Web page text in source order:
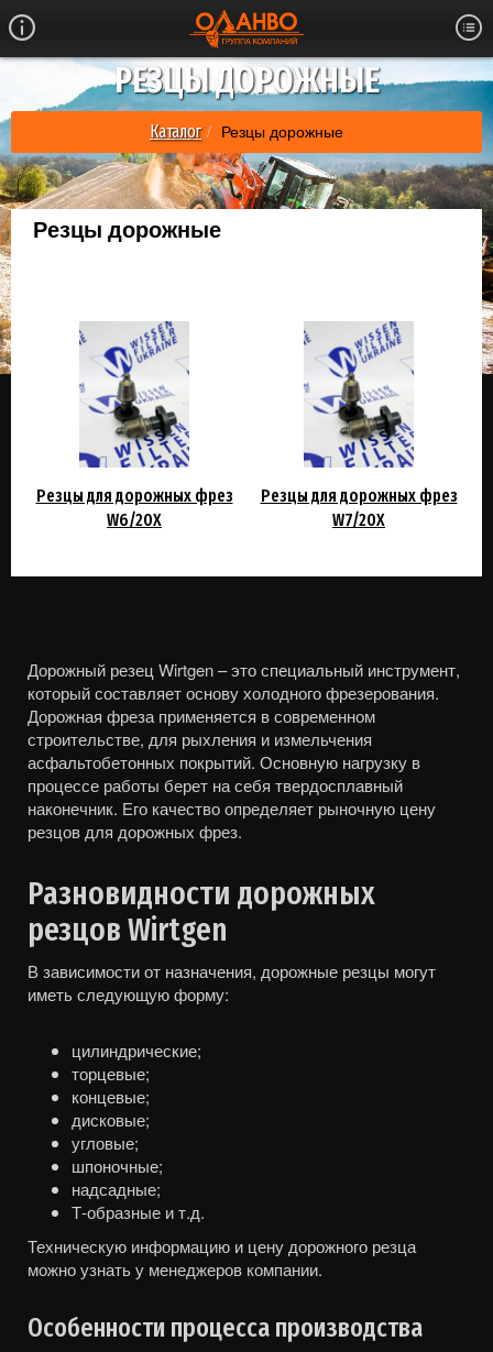
РЕЗЦЫ ДОРОЖНЫЕ
Каталог Резцы дорожные
Резцы дорожные
Резцы для дорожных фрез
W6/20X
Резцы для дорожных фрез
W7/20X
Дорожный резец Wirtgen – это специальный инструмент,
который составляет основу холодного фрезерования.
Дорожная фреза применяется в современном
строительстве, для рыхления и измельчения
асфальтобетонных покрытий. Основную нагрузку в
процессе работы берет на себя твердосплавный
наконечник. Его качество определяет рыночную цену
резцов для дорожных фрез.
Разновидности дорожных
резцов Wirtgen
В зависимости от назначения, дорожные резцы могут
иметь следующую форму:
цилиндрические;
торцевые;
концевые;
дисковые;
угловые;
шпоночные;
надсадные;
Т-образные и т.д.
Техническую информацию и цену дорожного резца
можно узнать у менеджеров компании.
Особенности процесса производства